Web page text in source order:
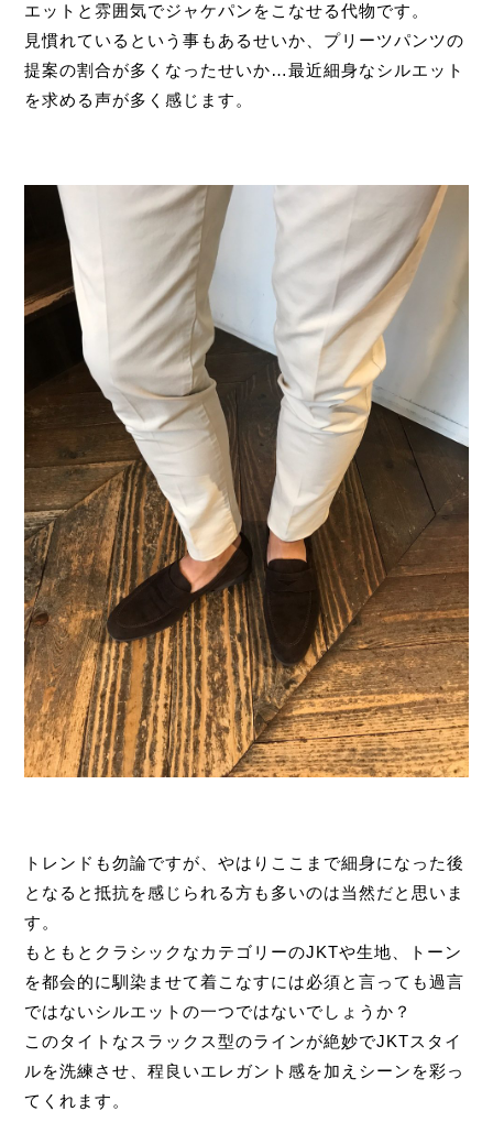
エットと雰囲気でジャケパンをこなせる代物です。
見慣れているという事もあるせいか、プリーツパンツの
提案の割合が多くなったせいか…最近細身なシルエット
を求める声が多く感じます。
トレンドも勿論ですが、やはりここまで細身になった後
となると抵抗を感じられる方も多いのは当然だと思いま
す。
もともとクラシックなカテゴリーのJKTや生地、トーン
を都会的に馴染ませて着こなすには必須と言っても過言
ではないシルエットの一つではないでしょうか？
このタイトなスラックス型のラインが絶妙でJKTスタイ
ルを洗練させ、程良いエレガント感を加えシーンを彩っ
てくれます。